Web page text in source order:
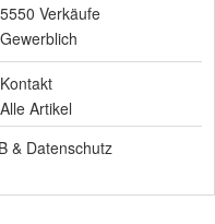
5550 Verkäufe
Gewerblich
Kontakt
Alle Artikel
& Datenschutz